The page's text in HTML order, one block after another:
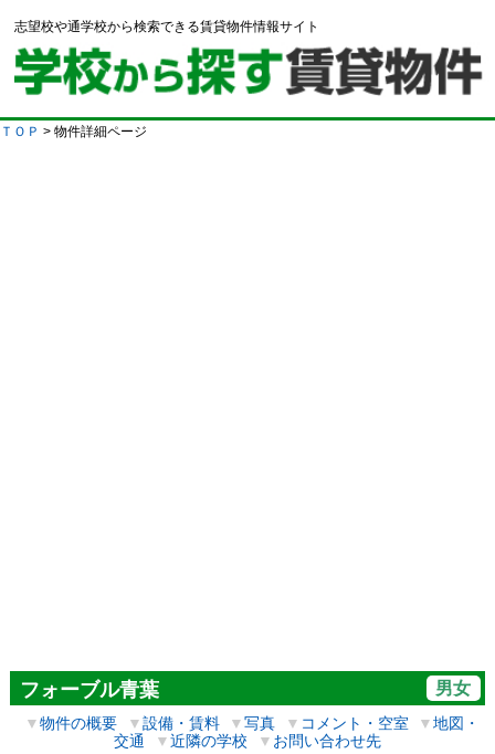
志望校や通学校から検索できる賃貸物件情報サイト
ＴＯＰ > 物件詳細ページ
フォーブル青葉 男女
▼物件の概要 ▼設備・賃料 ▼写真 ▼ コメント・空室 ▼地図・
交通
▼近隣の学校 ▼ お問い合わせ先